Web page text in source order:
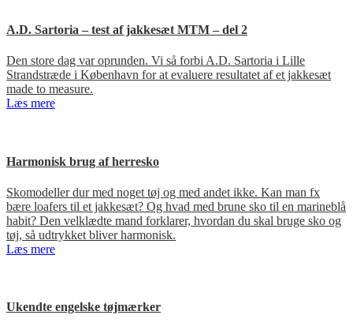
A.D. Sartoria – test af jakkesæt MTM – del 2
Den store dag var oprunden. Vi så forbi A.D. Sartoria i Lille
Strandstræde i København for at evaluere resultatet af et jakkesæt
made to measure.
Læs mere
Harmonisk brug af herresko
Skomodeller dur med noget tøj og med andet ikke. Kan man fx
bære loafers til et jakkesæt? Og hvad med brune sko til en marineblå
habit? Den velklædte mand forklarer, hvordan du skal bruge sko og
tøj, så udtrykket bliver harmonisk.
Læs mere
Ukendte engelske tøjmærker